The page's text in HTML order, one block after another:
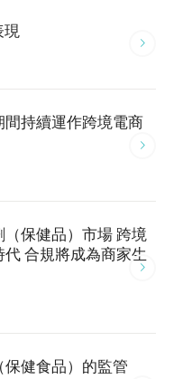
持續運作跨境電商
保健品）市場 跨境
合規將成為商家生
健食品）的監管